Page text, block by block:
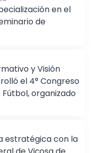
en el
de
y Visión
el 4° Congreso
organizado
estratégica con la